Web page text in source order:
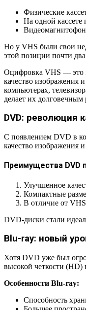
Физические
На одной
Но у VHS были свои
этой позиции почти два
Оцифровка VHS — это
качество изображения и
компьютерах,
делает их
DVD: революция
С появлением DVD в
качество изображения
Преимущества DVD
Улучшенное
Компактные
В отличие от
DVD-диски стали
Blu-ray: новый
Хотя DVD уже был
высокой четкости (HD)
Особенности Blu-ray:
Способность